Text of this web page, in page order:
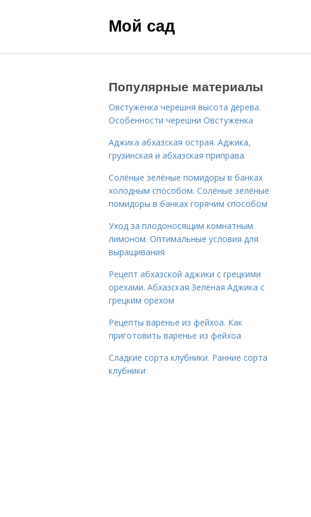
Мой сад
Популярные материалы
Овстуженка черешня высота дерева.
Особенности черешни Овстуженка
Аджика абхазская острая. Аджика,
грузинская и абхазская приправа
Солёные зелёные помидоры в банках
холодным способом. Солёные зелёные
помидоры в банках горячим способом
Уход за плодоносящим комнатным
лимоном. Оптимальные условия для
выращивания
Рецепт абхазской аджики с грецкими
орехами. Абхазская Зелёная Аджика с
грецким орехом
Рецепты варенье из фейхоа. Как
приготовить варенье из фейхоа
Сладкие сорта клубники. Ранние сорта
клубники